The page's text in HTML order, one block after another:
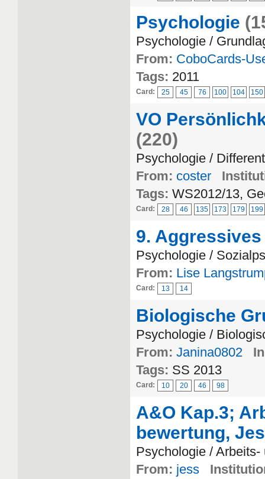
Psychologie
Psychologie /
From: CoboCards-
Tags: 2011
Card: 25 45 76 100 104 150
VO
(220)
Psychologie /
From: coster
Tags: WS2012/13,
Card: 28 46 135 173 179 199
9.
Psychologie /
From: Lise
Card: 13 14
Biologische
Psychologie /
From: Janina0802
Tags: SS 2013
Card: 10 20 46 98
A&O Kap.3;
bewertung,
Psychologie /
From: jess